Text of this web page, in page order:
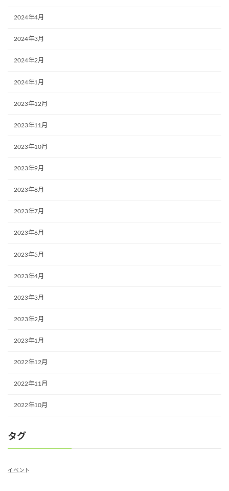
2024年4月
2024年3月
2024年2月
2024年1月
2023年12月
2023年11月
2023年10月
2023年9月
2023年8月
2023年7月
2023年6月
2023年5月
2023年4月
2023年3月
2023年2月
2023年1月
2022年12月
2022年11月
2022年10月
タグ
イベント